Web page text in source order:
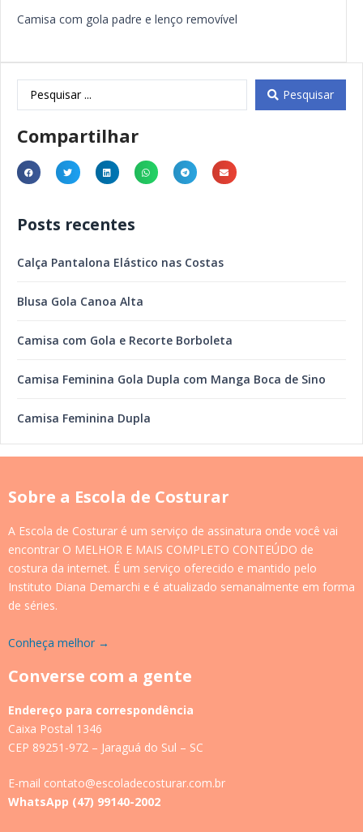
Camisa com gola padre e lenço removível
Pesquisar
Compartilhar
Posts recentes
Calça Pantalona Elástico nas Costas
Blusa Gola Canoa Alta
Camisa com Gola e Recorte Borboleta
Camisa Feminina Gola Dupla com Manga Boca de Sino
Camisa Feminina Dupla
Sobre a Escola de Costurar
A Escola de Costurar é um serviço de assinatura onde você vai
encontrar O MELHOR E MAIS COMPLETO CONTEÚDO de
costura da internet. É um serviço oferecido e mantido pelo
Instituto Diana Demarchi e é atualizado semanalmente em forma
de séries.
Conheça melhor →
Converse com a gente
Endereço para correspondência
Caixa Postal 1346
CEP 89251-972 – Jaraguá do Sul – SC
E-mail contato@escoladecosturar.com.br
WhatsApp (47) 99140-2002